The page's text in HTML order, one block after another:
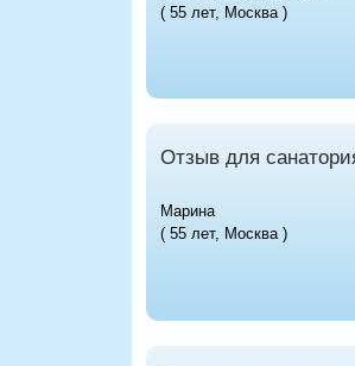
( 55 лет, Москва )
Отзыв для
Марина
( 55 лет, Москва )